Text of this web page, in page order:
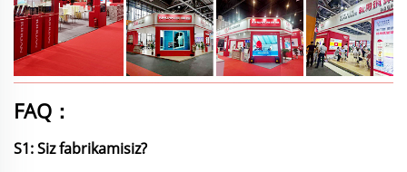
FAQ：
S1: Siz fabrikamisiz?